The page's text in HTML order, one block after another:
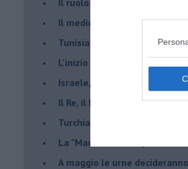
Il medioriente di Silvio
Tunisia rischiosa e
L'inizio del “secolo della
Israele, deciderà il borsone
Il Re, il Primo Ministro, il
Turchia al voto, Erdogan in
La "Marcia dei vivi" per non
A maggio le urne